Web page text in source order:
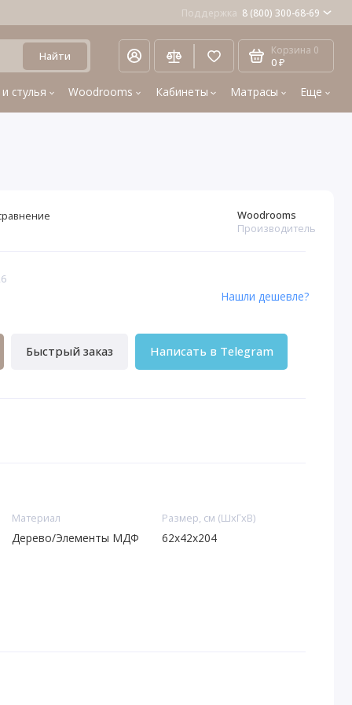
Поддержка 8 (800) 300-68-69
Найти Корзина 0
0 ₽
стулья Woodrooms Кабинеты Матрасы Еще
Woodrooms
Производитель
Быстрый заказ Написать в Telegram
Нашли дешевле?
Материал
Дерево/Элементы МДФ
Размер, см (ШхГхВ)
62x42x204